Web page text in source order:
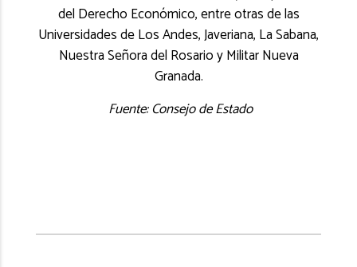
del Derecho Económico, entre otras de las
Universidades de Los Andes, Javeriana, La Sabana,
Nuestra Señora del Rosario y Militar Nueva
Granada.
Fuente: Consejo de Estado